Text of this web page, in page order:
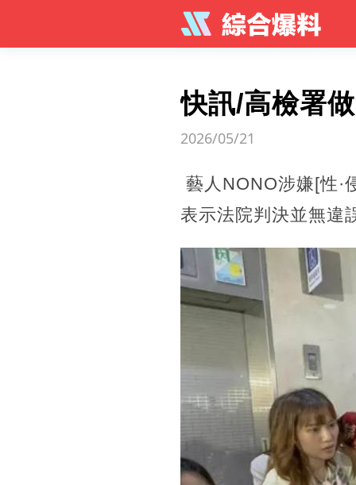
快訊/高檢署
2026/05/21
藝人NONO涉嫌[性·
表示法院判決並無違